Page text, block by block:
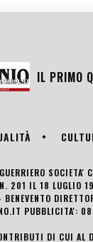
IL PRIMO
201 IL 18 LUGLIO
PUBBLICITA':
DI CUI AL